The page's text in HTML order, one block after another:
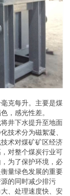
克每升。主要是煤
，感光性差。
井下水提升至地面
技术分为磁絮凝、
术对煤矿矿区经济
对整个煤炭行业可
为了保护环境，必
量绿色发展的重要
的同时减少排污
、处理速度快、安